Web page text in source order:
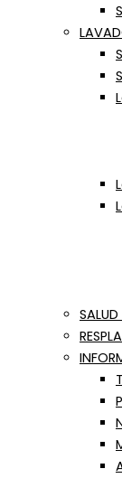
SALUD